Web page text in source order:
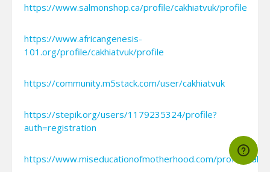
https://www.salmonshop.ca/profile/cakhiatvuk/profile
https://www.africangenesis-
101.org/profile/cakhiatvuk/profile
https://community.m5stack.com/user/cakhiatvuk
https://stepik.org/users/1179235324/profile?
auth=registration
https://www.miseducationofmotherhood.com/profile/